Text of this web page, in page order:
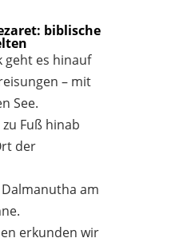
biblische
geht es hinauf
– mit
See.
Fuß hinab
der
am
erkunden wir